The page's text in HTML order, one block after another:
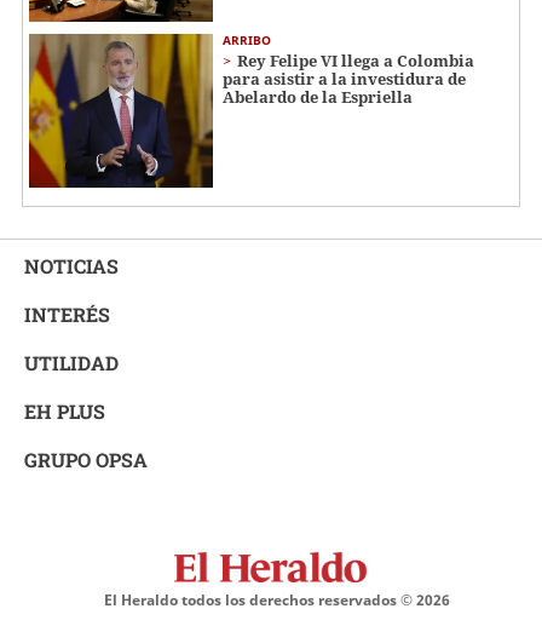
ARRIBO
Rey Felipe VI llega a Colombia
para asistir a la investidura de
Abelardo de la Espriella
NOTICIAS
INTERÉS
UTILIDAD
EH PLUS
GRUPO OPSA
El Heraldo todos los derechos reservados ©2026